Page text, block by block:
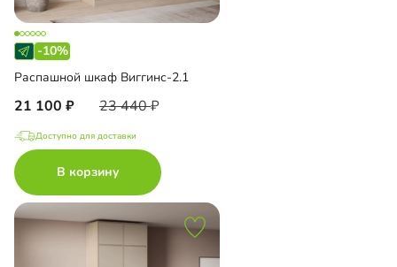
-10%
Распашной шкаф Виггинс-2.1
21 100 23 440
Доступно для доставки
В корзину